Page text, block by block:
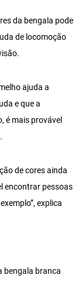
da bengala pode
de locomoção
ajuda a
e que a
é mais provável
de cores ainda
encontrar pessoas
explica
bengala branca